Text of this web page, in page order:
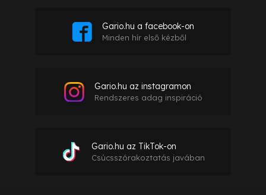
Gario.hu a facebook-on
Minden hír első kézből
Gario.hu az instagramon
Rendszeres adag inspiráció
Gario.hu az TikTok-on
Csúcsszórakoztatás javában